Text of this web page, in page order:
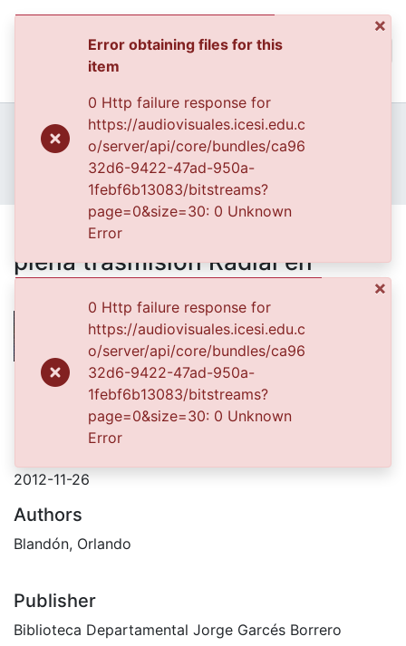
All of DSpace
Statistics
Home
Archivo del Patrimonio Fotográfico y Fílmico del Valle del Cauca
Fondo Fotográfico Diario Occidente
Cali
FFDO - Cali - Patrimonial
Escena de "El Corrillo de Mao" en plena trasmisión Radial en Santiago de Cali
Escena de "El Corrillo de Mao" en
plena trasmisión Radial en
Files
FDO09258.jpg(864.97 KB)
2012-11-26
Authors
Blandón, Orlando
Publisher
Biblioteca Departamental Jorge Garcés Borrero
×
Error obtaining files for this
item
0 Http failure response for
https://audiovisuales.icesi.edu.c
o/server/api/core/bundles/ca96
32d6-9422-47ad-950a-
1febf6b13083/bitstreams?
page=0&size=30: 0 Unknown
Error
×
0 Http failure response for
https://audiovisuales.icesi.edu.c
o/server/api/core/bundles/ca96
32d6-9422-47ad-950a-
1febf6b13083/bitstreams?
page=0&size=30: 0 Unknown
Error